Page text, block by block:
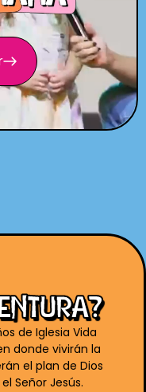
de Iglesia Vida
donde vivirán la
el plan de Dios
Señor Jesús.